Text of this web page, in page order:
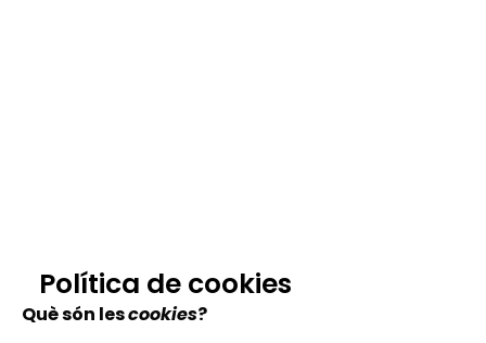
Política de cookies
Què són lescookies?